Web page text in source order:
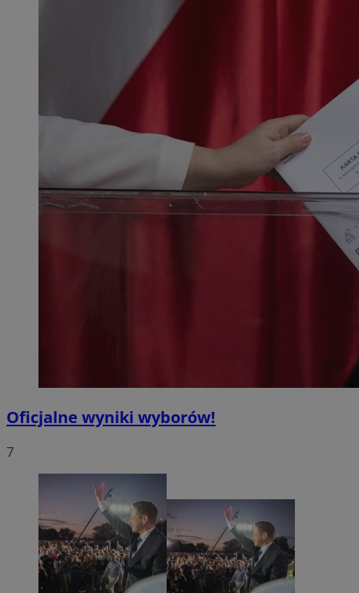
Oficjalne wyniki wyborów!
7